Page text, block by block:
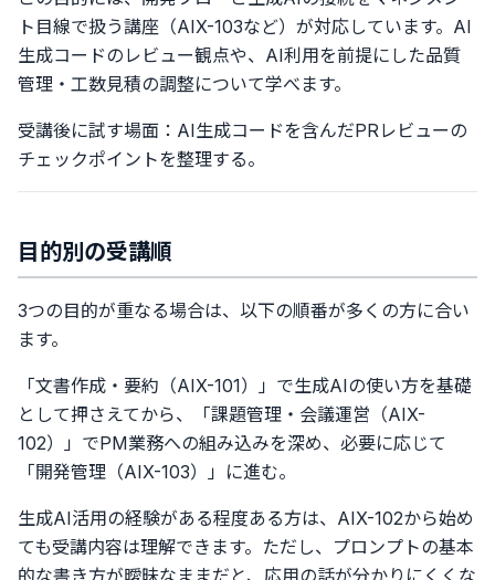
ト目線で扱う講座（AIX-103など）が対応しています。AI
生成コードのレビュー観点や、AI利用を前提にした品質
管理・工数見積の調整について学べます。
受講後に試す場面：AI生成コードを含んだPRレビューの
チェックポイントを整理する。
目的別の受講順
3つの目的が重なる場合は、以下の順番が多くの方に合い
ます。
「文書作成・要約（AIX-101）」で生成AIの使い方を基礎
として押さえてから、「課題管理・会議運営（AIX-
102）」でPM業務への組み込みを深め、必要に応じて
「開発管理（AIX-103）」に進む。
生成AI活用の経験がある程度ある方は、AIX-102から始め
ても受講内容は理解できます。ただし、プロンプトの基本
的な書き方が曖昧なままだと、応用の話が分かりにくくな